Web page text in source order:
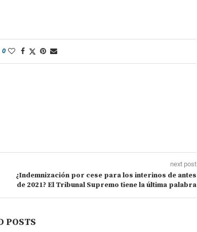
0
next post
¿Indemnización por cese para los interinos de antes
de 2021? El Tribunal Supremo tiene la última palabra
POSTS